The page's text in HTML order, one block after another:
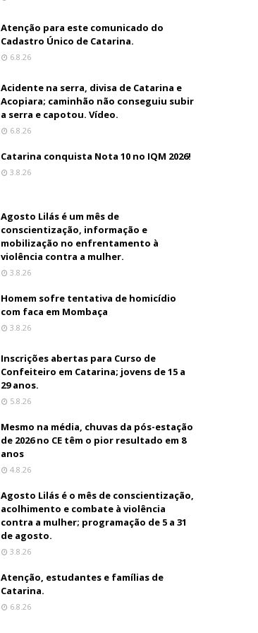
Atenção para este comunicado do
Cadastro Único de Catarina.
6.8.26
Acidente na serra, divisa de Catarina e
Acopiara; caminhão não conseguiu subir
a serra e capotou. Vídeo.
6.8.26
Catarina conquista Nota 10 no IQM 2026!
3.8.26
Agosto Lilás é um mês de
conscientização, informação e
mobilização no enfrentamento à
violência contra a mulher.
3.8.26
Homem sofre tentativa de homicídio
com faca em Mombaça
3.8.26
Inscrições abertas para Curso de
Confeiteiro em Catarina; jovens de 15 a
29 anos.
5.8.26
Mesmo na média, chuvas da pós-estação
de 2026 no CE têm o pior resultado em 8
anos
4.8.26
Agosto Lilás é o mês de conscientização,
acolhimento e combate à violência
contra a mulher; programação de 5 a 31
de agosto.
3.8.26
Atenção, estudantes e famílias de
Catarina.
6.8.26